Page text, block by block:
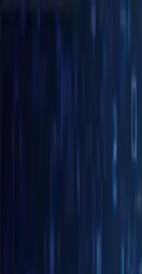
GPT-5.6 Luna price
OpenAI
modeli O3 i O4-